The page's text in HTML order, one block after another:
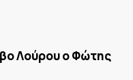
Λούρου ο Φώτης